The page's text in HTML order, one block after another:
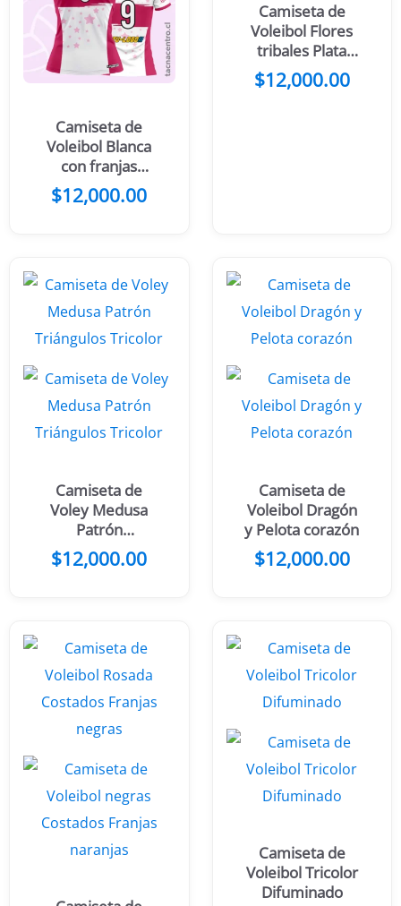
Camiseta de
Voleibol Blanca
con franjas
azules y diseño
de estrellas
$12,000.00
Camiseta de
Voleibol Flores
tribales Plata
con blanco
$12,000.00
Camiseta de
Voley Medusa
Patrón
Triángulos
Tricolor
$12,000.00
Camiseta de
Voleibol Dragón
y Pelota corazón
$12,000.00
Camiseta de
Voleibol Tricolor
Difuminado